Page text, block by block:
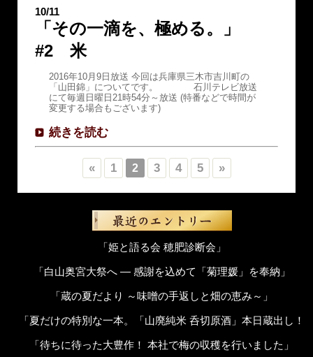
10/11
「その一滴を、極める。」
#2 米
2016年10月9日放送 今回は兵庫県三木市吉川町の
「山田錦」についてです。 石川テレビ放送
にて毎週日曜日21時54分～放送 (特番などで時間が
変更する場合もございます)
続きを読む
« 1 2 3 4 5 »
「姫と語る会 穂肥診断会」
「白山奥宮大祭へ ― 感謝を込めて「菊理媛」を奉納」
「蔵の夏だより ～味噌の手返しと畑の恵み～」
「夏だけの特別な一本。「山廃純米 呑切原酒」本日蔵出し！
「待ちに待った大豊作！ 本社で梅の収穫を行いました」